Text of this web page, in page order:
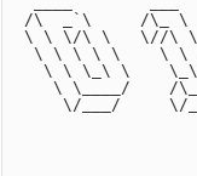
/\  _`\     /\_
\ \ \/\ \   \//\
\ \ \ \ \    \
\ \ \_\ \
\ \____/    /
\/___/     \/